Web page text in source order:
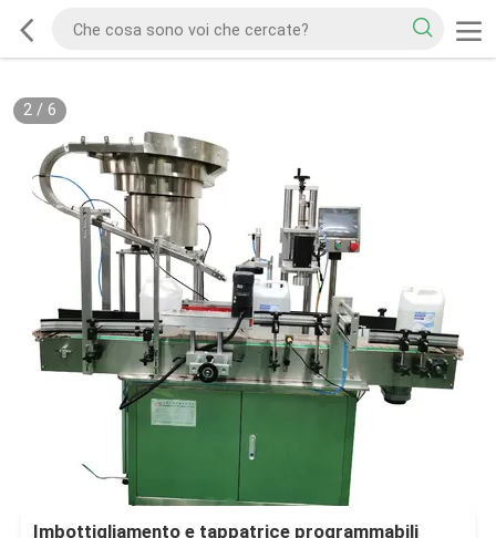
2/ 6
Imbottigliamento e tappatrice programmabili